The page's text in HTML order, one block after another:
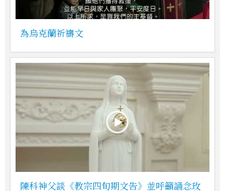
為烏克蘭祈禱文
陳科神父談《教宗四旬期文告》並呼籲誦念玫